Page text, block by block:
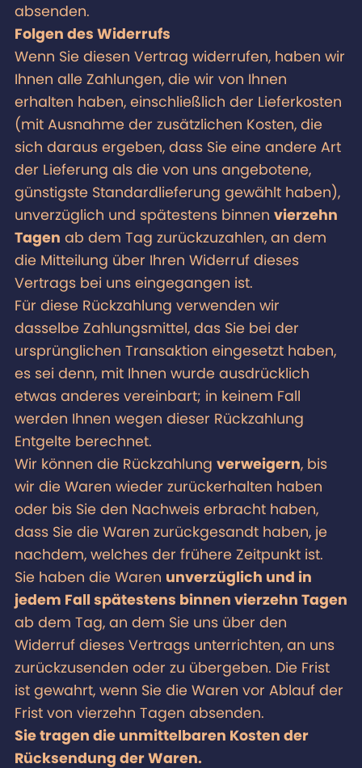
absenden.
Folgen des Widerrufs
Wenn Sie diesen Vertrag widerrufen, haben wir
Ihnen alle Zahlungen, die wir von Ihnen
erhalten haben, einschließlich der Lieferkosten
(mit Ausnahme der zusätzlichen Kosten, die
sich daraus ergeben, dass Sie eine andere Art
der Lieferung als die von uns angebotene,
günstigste Standardlieferung gewählt haben),
unverzüglich und spätestens binnen vierzehn
Tagen ab dem Tag zurückzuzahlen, an dem
die Mitteilung über Ihren Widerruf dieses
Vertrags bei uns eingegangen ist.
Für diese Rückzahlung verwenden wir
dasselbe Zahlungsmittel, das Sie bei der
ursprünglichen Transaktion eingesetzt haben,
es sei denn, mit Ihnen wurde ausdrücklich
etwas anderes vereinbart; in keinem Fall
werden Ihnen wegen dieser Rückzahlung
Entgelte berechnet.
Wir können die Rückzahlung verweigern, bis
wir die Waren wieder zurückerhalten haben
oder bis Sie den Nachweis erbracht haben,
dass Sie die Waren zurückgesandt haben, je
nachdem, welches der frühere Zeitpunkt ist.
Sie haben die Waren unverzüglich und in
jedem Fall spätestens binnen vierzehn Tagen
ab dem Tag, an dem Sie uns über den
Widerruf dieses Vertrags unterrichten, an uns
zurückzusenden oder zu übergeben. Die Frist
ist gewahrt, wenn Sie die Waren vor Ablauf der
Frist von vierzehn Tagen absenden.
Sie tragen die unmittelbaren Kosten der
Rücksendung der Waren.